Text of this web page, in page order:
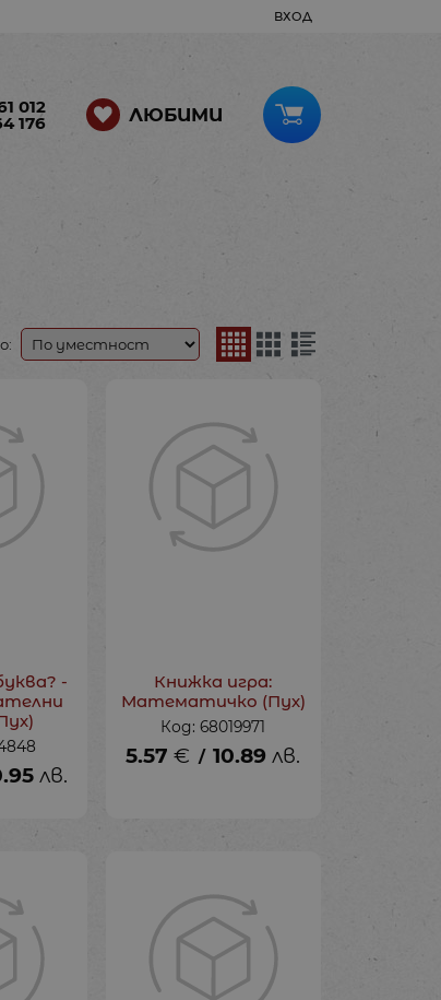
ВХОД
012
176 ЛЮБИМИ
-
лв.
Книжка игра:
Математичко (Пух)
Код: 68019971
5.57 € / 10.89 лв.